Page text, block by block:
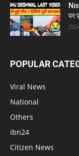
पर
POPULAR
Viral News
National
Others
ibn24
Citizen News